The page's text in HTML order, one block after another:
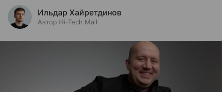
Ильдар Хайретдинов
Автор Hi-Tech Mail